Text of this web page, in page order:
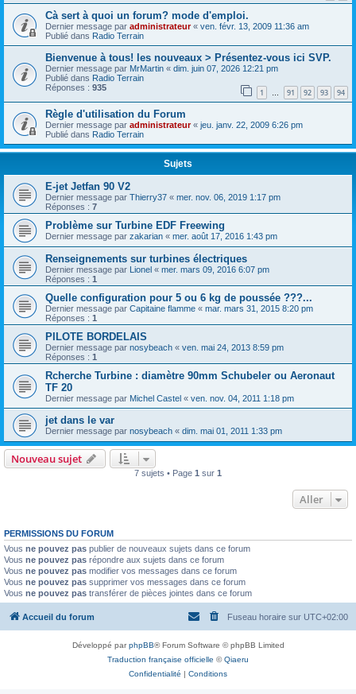
Cà sert à quoi un forum? mode d'emploi.
Dernier message par administrateur« ven. févr. 13, 2009 11:36 am
Publié dans Radio Terrain
Bienvenue à tous! les nouveaux > Présentez-vous ici SVP.
Dernier message par MrMartin « dim. juin 07, 2026 12:21 pm
Publié dans Radio Terrain
Réponses : 935 1 … 91 92 93 94
Règle d'utilisation du Forum
Dernier message par administrateur« jeu. janv. 22, 2009 6:26 pm
Publié dans Radio Terrain
Sujets
E-jet Jetfan 90 V2
Dernier message par Thierry37 « mer. nov. 06, 2019 1:17 pm
Réponses : 7
Problème sur Turbine EDF Freewing
Dernier message par zakarian « mer. août 17, 2016 1:43 pm
Renseignements sur turbines électriques
Dernier message par Lionel « mer. mars 09, 2016 6:07 pm
Réponses : 1
Quelle configuration pour 5 ou 6 kg de poussée ???...
Dernier message par Capitaine flamme « mar. mars 31, 2015 8:20 pm
Réponses : 1
PILOTE BORDELAIS
Dernier message par nosybeach « ven. mai 24, 2013 8:59 pm
Réponses : 1
Rcherche Turbine : diamètre 90mm Schubeler ou Aeronaut
TF 20
Dernier message par Michel Castel « ven. nov. 04, 2011 1:18 pm
jet dans le var
Dernier message par nosybeach « dim. mai 01, 2011 1:33 pm
Nouveau sujet
7 sujets • Page 1 sur 1
Aller
PERMISSIONS DU FORUM
Vous ne pouvez pas publier de nouveaux sujets dans ce forum
Vous ne pouvez pas répondre aux sujets dans ce forum
Vous ne pouvez pas modifier vos messages dans ce forum
Vous ne pouvez pas supprimer vos messages dans ce forum
Vous ne pouvez pas transférer de pièces jointes dans ce forum
Accueil du forum Fuseau horaire sur UTC+02:00
Développé parphpBB® Forum Software © phpBB Limited
Traduction française officielle ©Qiaeru
Confidentialité | Conditions